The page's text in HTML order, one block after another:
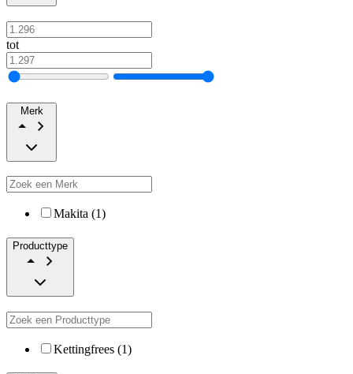
tot
Merk
Makita (1)
Producttype
Kettingfrees (1)